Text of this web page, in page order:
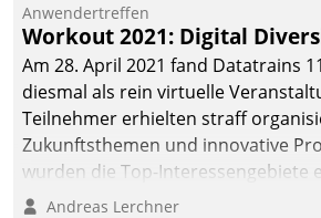
Cloud-Strategien und -
Lösungen mit hohem
Zukunftspotenzial.
Anwendertreffen
Workout 2021: Digital
Am 28. April 2021 fand Datatrains
diesmal als rein virtuelle
Teilnehmer erhielten straff
Zukunftsthemen und innovative
wurden die Top-Interessengebiete
Andreas Lerchner